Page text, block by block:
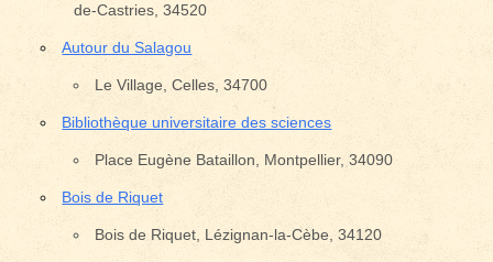
de-Castries, 34520
Autour du Salagou
Le Village, Celles, 34700
Bibliothèque universitaire des sciences
Place Eugène Bataillon, Montpellier, 34090
Bois de Riquet
Bois de Riquet, Lézignan-la-Cèbe, 34120